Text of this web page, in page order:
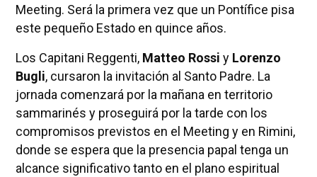
Meeting. Será la primera vez que un Pontífice pisa
este pequeño Estado en quince años.
Los Capitani Reggenti, Matteo Rossi y Lorenzo
Bugli, cursaron la invitación al Santo Padre. La
jornada comenzará por la mañana en territorio
sammarinés y proseguirá por la tarde con los
compromisos previstos en el Meeting y en Rimini,
donde se espera que la presencia papal tenga un
alcance significativo tanto en el plano espiritual